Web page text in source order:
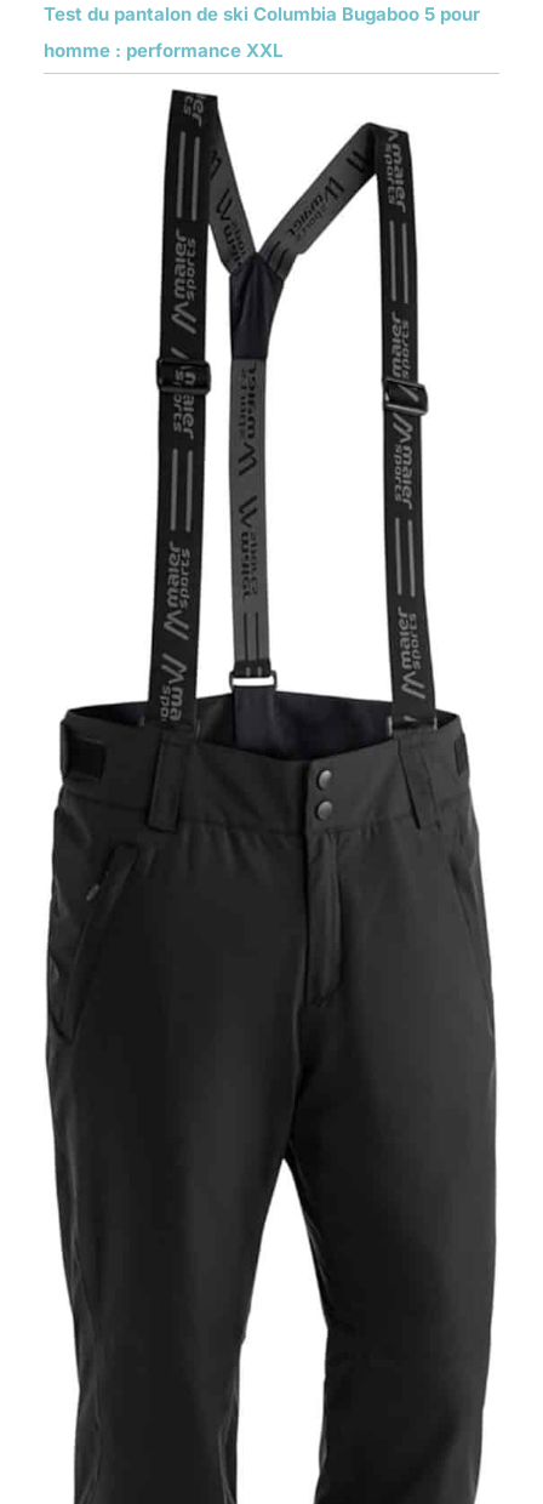
Test du pantalon de ski Columbia Bugaboo 5 pour
homme : performance XXL